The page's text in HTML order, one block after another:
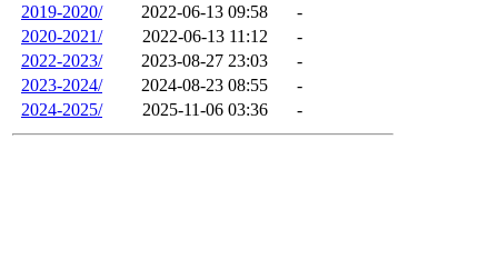
2019-2020/
2022-06-13 09:58
-
2020-2021/
2022-06-13 11:12
-
2022-2023/
2023-08-27 23:03
-
2023-2024/
2024-08-23 08:55
-
2024-2025/
2025-11-06 03:36 -